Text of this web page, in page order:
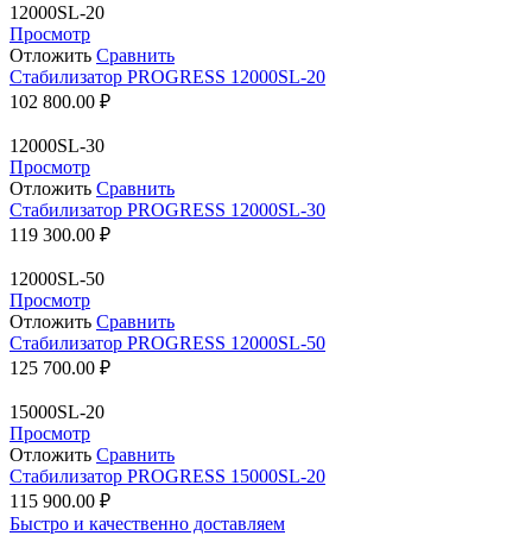
12000SL-20
Просмотр
Отложить Сравнить
Стабилизатор PROGRESS 12000SL-20
102 800.00 ₽
12000SL-30
Просмотр
Отложить Сравнить
Стабилизатор PROGRESS 12000SL-30
119 300.00 ₽
12000SL-50
Просмотр
Отложить Сравнить
Стабилизатор PROGRESS 12000SL-50
125 700.00 ₽
15000SL-20
Просмотр
Отложить Сравнить
Стабилизатор PROGRESS 15000SL-20
115 900.00 ₽
Быстро и качественно доставляем